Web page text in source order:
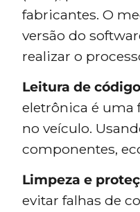
fabricantes. O
versão do
realizar o
Leitura de
eletrônica é uma
no veículo.
componentes,
Limpeza e
evitar falhas de